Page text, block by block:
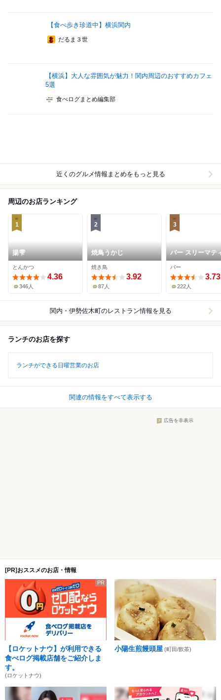
【食べ歩き珍道中】横浜関内
だるま３世
【横浜】大人な雰囲気が魅力！関内周辺のおすすめカフェ
5選
食べログまとめ編集部
近くのグルメ情報まとめをもっと見る
周辺のお店ランキング
1
揚雫
とんかつ
4.36
346人
2
焼鳥うかじ
焼き鳥
3.92
87人
3
バー スリーマテ
ニ
バー
3.73
222人
関内・伊勢佐木町のレストラン情報を見る
ランチのお店を探す
ランチができる日曜営業のお店
関連の情報をすべて表示する
広告を非表示
[PR]おススメのお店・情報
PR
【ロケットナウ】が利用できる
食べログ掲載店舗をご紹介しま
す。
(ロケットナウ)
小陽生煎饅頭屋 (町田/飲茶)